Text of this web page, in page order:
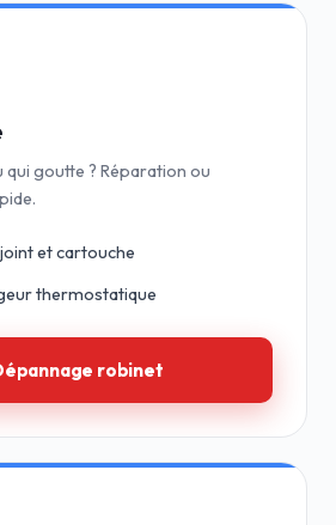
qui goutte ? Réparation ou
et cartouche
thermostatique
robinet